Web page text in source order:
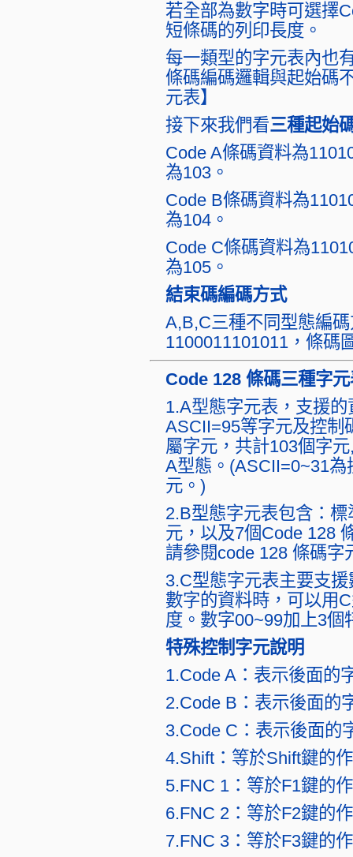
若全部為數字時可選擇
短條碼的列印長度。
每一類型的字元表內也
條碼編碼邏輯與起始碼
元表】
接下來我們看三種起始
Code A條碼資料為
為103。
Code B條碼資料為
為104。
Code C條碼資料為
為105。
結束碼編碼方式
A,B,C三種不同型態編
1100011101011，條碼
Code 128 條碼三種字
1.A型態字元表，支援
ASCII=95等字元及控制
屬字元，共計103個字
A型態。(ASCII=0~31
元。)
2.B型態字元表包含：
元，以及7個Code 128
請參閱code 128 條碼字
3.C型態字元表主要支
數字的資料時，可以用
度。數字00~99加上3個
特殊控制字元說明
1.Code A：表示後面的
2.Code B：表示後面的
3.Code C：表示後面的
4.Shift：等於Shift鍵的
5.FNC 1：等於F1鍵的
6.FNC 2：等於F2鍵的
7.FNC 3：等於F3鍵的